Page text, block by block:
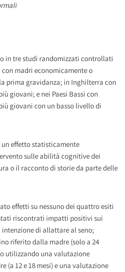
in tre studi randomizzati controllati
con madri economicamente o
prima gravidanza; in Inghilterra con
giovani; e nei Paesi Bassi con
giovani con un basso livello di
effetto statisticamente
sulle abilità cognitive dei
o il racconto di storie da parte delle
effetti su nessuno dei quattro esiti
riscontrati impatti positivi sui
di allattare al seno;
riferito dalla madre (solo a 24
utilizzando una valutazione
(a 12 e 18 mesi) e una valutazione